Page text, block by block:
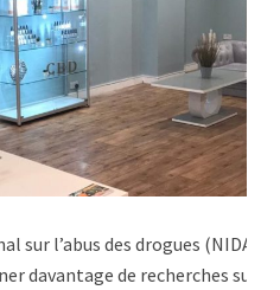
l’abus des drogues (NIDA)
davantage de recherches sur